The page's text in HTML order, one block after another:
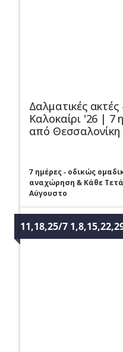
Δαλματικές
Καλοκαίρι '26 | 7
από Θεσσαλονίκη
7 ημέρες - οδικώς
αναχώρηση & Κάθε
Αύγουστο
11,18,25/7